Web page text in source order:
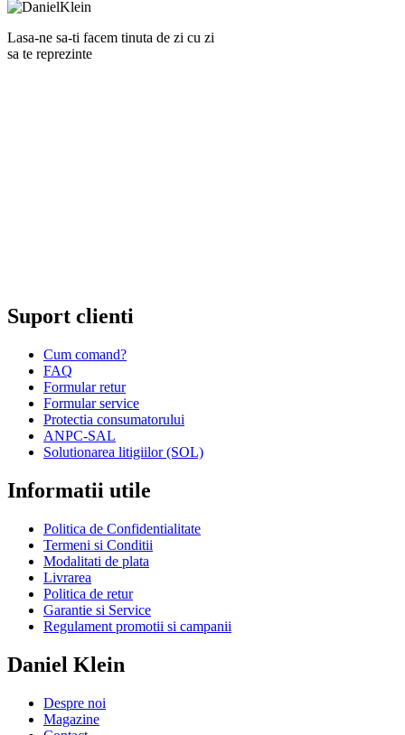
Lasa-ne sa-ti facem tinuta de zi cu zi
sa te reprezinte
Suport clienti
Cum comand?
FAQ
Formular retur
Formular service
Protectia consumatorului
ANPC-SAL
Solutionarea litigiilor (SOL)
Informatii utile
Politica de Confidentialitate
Termeni si Conditii
Modalitati de plata
Livrarea
Politica de retur
Garantie si Service
Regulament promotii si campanii
Daniel Klein
Despre noi
Magazine